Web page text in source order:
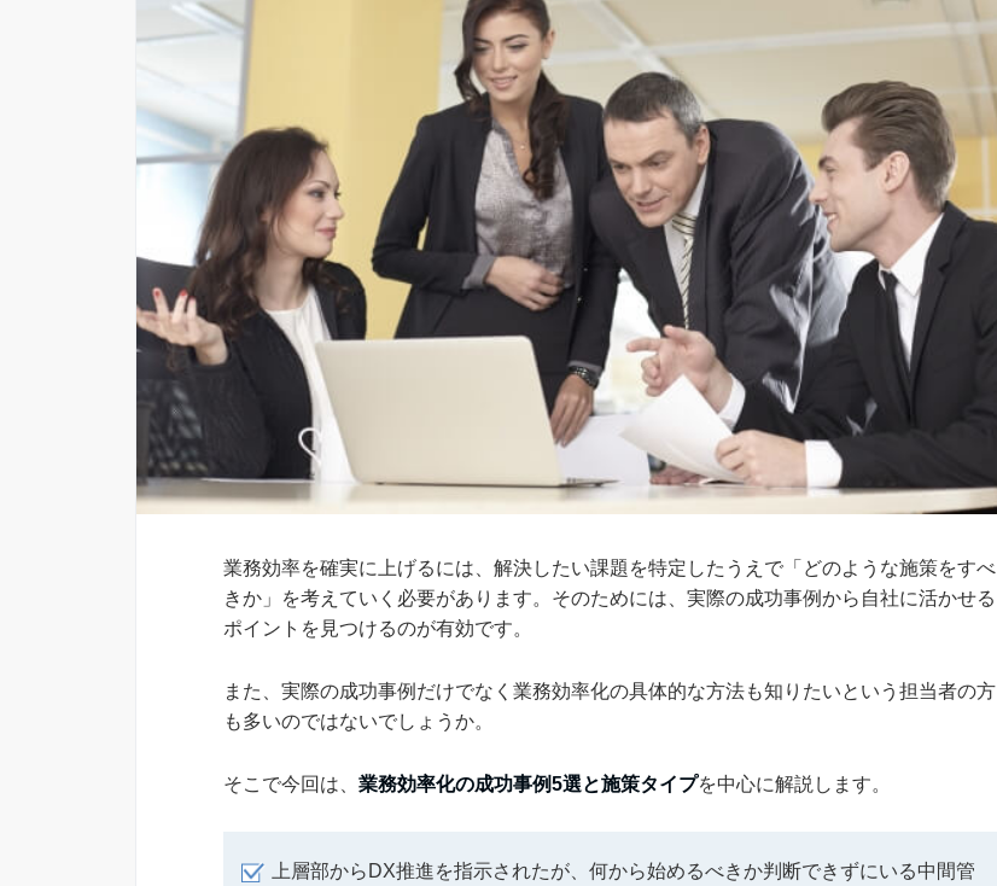
業務効率を確実に上げるには、解決したい課題を特定したうえで「どのような施策をすべ
きか」を考えていく必要があります。そのためには、実際の成功事例から自社に活かせる
ポイントを見つけるのが有効です。
また、実際の成功事例だけでなく業務効率化の具体的な方法も知りたいという担当者の方
も多いのではないでしょうか。
そこで今回は、 業務効率化の成功事例5選と施策タイプを中心に解説します。
上層部からDX推進を指示されたが、何から始めるべきか判断できずにいる中間管